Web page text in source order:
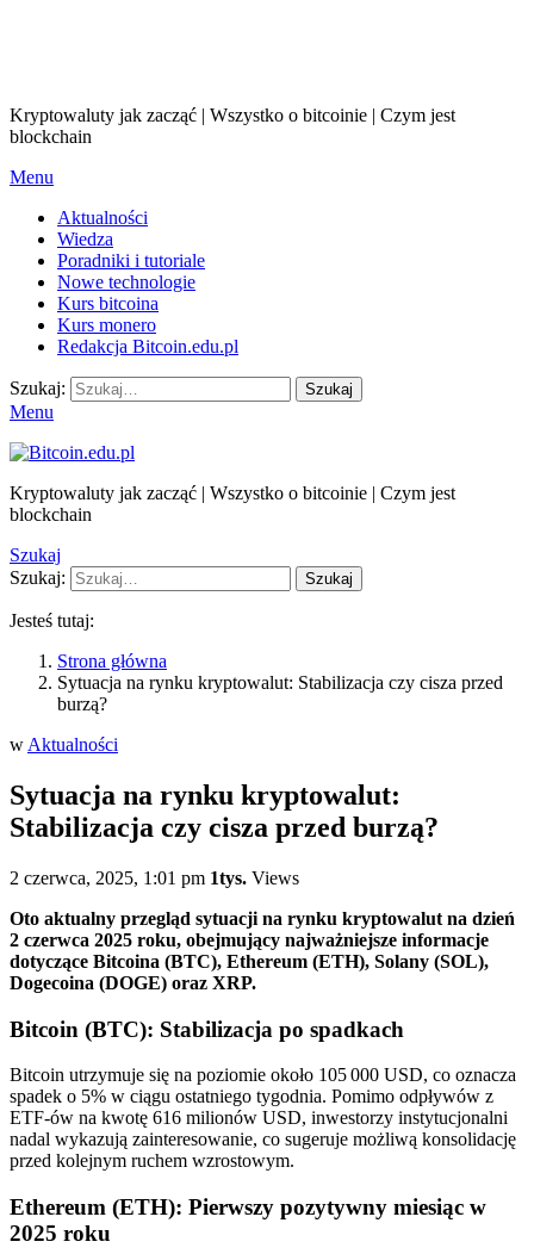
Kryptowaluty jak zacząć | Wszystko o bitcoinie | Czym jest
blockchain
Menu
Aktualności
Wiedza
Poradniki i tutoriale
Nowe technologie
Kurs bitcoina
Kurs monero
Redakcja Bitcoin.edu.pl
Szukaj: Szukaj
Menu
Kryptowaluty jak zacząć | Wszystko o bitcoinie | Czym jest
blockchain
Szukaj
Szukaj:
Szukaj
Jesteś tutaj:
Strona główna
Sytuacja na rynku kryptowalut: Stabilizacja czy cisza przed
burzą?
w Aktualności
Sytuacja na rynku kryptowalut:
Stabilizacja czy cisza przed burzą?
2 czerwca, 2025, 1:01 pm 1tys. Views
Oto aktualny przegląd sytuacji na rynku kryptowalut na dzień
2 czerwca 2025 roku, obejmujący najważniejsze informacje
dotyczące Bitcoina (BTC), Ethereum (ETH), Solany (SOL),
Dogecoina (DOGE) oraz XRP.
Bitcoin (BTC): Stabilizacja po spadkach
Bitcoin utrzymuje się na poziomie około 105 000 USD, co oznacza
spadek o 5% w ciągu ostatniego tygodnia. Pomimo odpływów z
ETF-ów na kwotę 616 milionów USD, inwestorzy instytucjonalni
nadal wykazują zainteresowanie, co sugeruje możliwą konsolidację
przed kolejnym ruchem wzrostowym.
Ethereum (ETH): Pierwszy pozytywny miesiąc w
2025 roku